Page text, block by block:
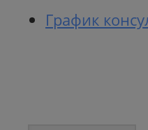
График